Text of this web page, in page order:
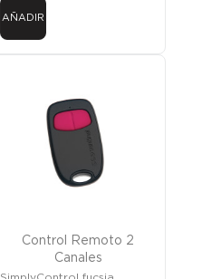
AÑADIR
Control Remoto 2
Canales